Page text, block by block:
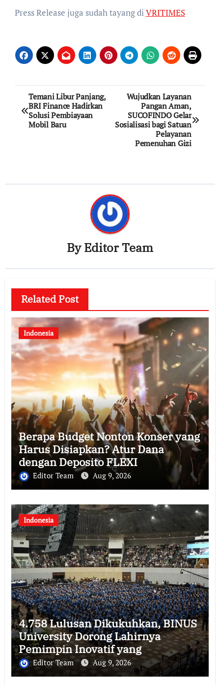
Press Release juga sudah tayang diVRITIMES
Post
navigation
Temani Libur Panjang,
BRI Finance Hadirkan
Solusi Pembiayaan
Mobil Baru
Wujudkan Layanan
Pangan Aman,
SUCOFINDO Gelar
Sosialisasi bagi Satuan
Pelayanan
Pemenuhan Gizi
ByEditor Team
Related Post
Indonesia
Berapa Budget Nonton Konser yang
Harus Disiapkan? Atur Dana
dengan Deposito FLEXI
Editor Team Aug 9, 2026
Indonesia
4.758 Lulusan Dikukuhkan, BINUS
University Dorong Lahirnya
Pemimpin Inovatif yang
Berdampak
Editor Team Aug 9, 2026